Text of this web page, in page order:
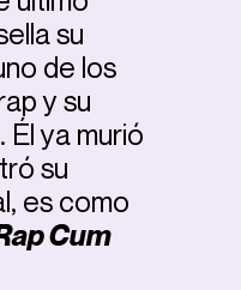
su
de los
y su
Él ya murió
su
es como
Cum